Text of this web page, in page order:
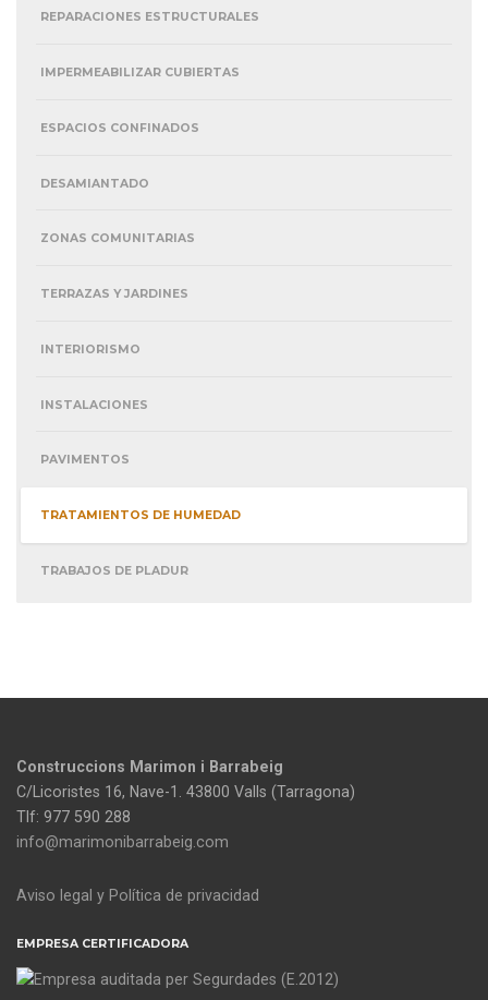
REPARACIONES ESTRUCTURALES
IMPERMEABILIZAR CUBIERTAS
ESPACIOS CONFINADOS
DESAMIANTADO
ZONAS COMUNITARIAS
TERRAZAS Y JARDINES
INTERIORISMO
INSTALACIONES
PAVIMENTOS
TRATAMIENTOS DE HUMEDAD
TRABAJOS DE PLADUR
Construccions Marimon i Barrabeig
C/Licoristes 16, Nave-1. 43800 Valls (Tarragona)
Tlf: 977 590 288
info@marimonibarrabeig.com
Aviso legal y Política de privacidad
EMPRESA CERTIFICADORA